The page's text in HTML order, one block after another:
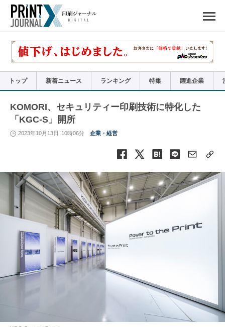
で
リ
トップ 新着ニュース ランキング 特集 躍進企業
KOMORI、セキュリティー印刷技術に特化した
「KGC-S」開所
2023年10月13日 10時06分 企業・経営